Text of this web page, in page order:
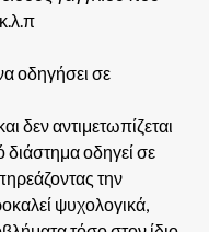
οδηγήσει σε
δεν αντιμετωπίζεται
διάστημα οδηγεί σε
την
ψυχολογικά,